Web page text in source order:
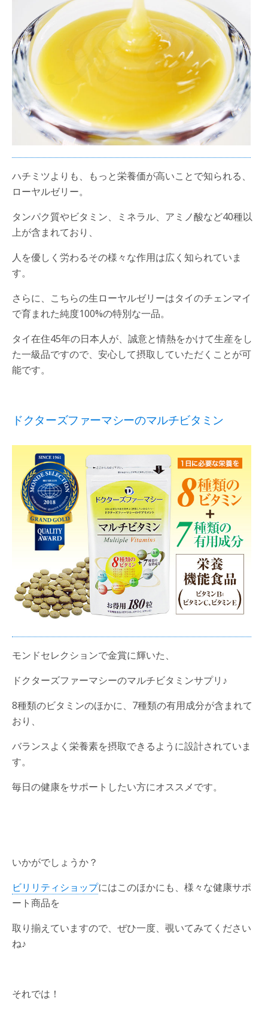
ハチミツよりも、もっと栄養価が高いことで知られる、
ローヤルゼリー。
タンパク質やビタミン、ミネラル、アミノ酸など40種以
上が含まれており、
人を優しく労わるその様々な作用は広く知られていま
す。
さらに、こちらの生ローヤルゼリーはタイのチェンマイ
で育まれた純度100%の特別な一品。
タイ在住45年の日本人が、誠意と情熱をかけて生産をし
た一級品ですので、安心して摂取していただくことが可
能です。
ドクターズファーマシーのマルチビタミン
モンドセレクションで金賞に輝いた、
ドクターズファーマシーのマルチビタミンサプリ♪
8種類のビタミンのほかに、7種類の有用成分が含まれて
おり、
バランスよく栄養素を摂取できるように設計されていま
す。
毎日の健康をサポートしたい方にオススメです。
いかがでしょうか？
ビリリティショップにはこのほかにも、様々な健康サポ
ート商品を
取り揃えていますので、ぜひ一度、覗いてみてください
ね♪
それでは！